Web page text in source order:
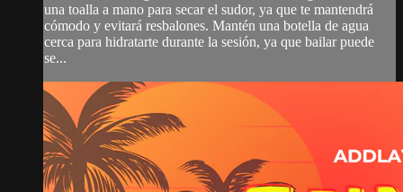
una toalla a mano para secar el sudor, ya que te mantendrá
cómodo y evitará resbalones. Mantén una botella de agua
cerca para hidratarte durante la sesión, ya que bailar puede
se...